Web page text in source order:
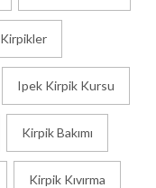
Kirpikler
Ipek Kirpik Kursu
Kirpik Bakımı
Kirpik Kıvırma